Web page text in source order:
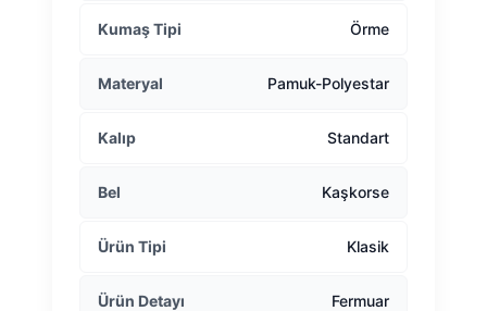
Kumaş Tipi Örme
Materyal Pamuk-Polyestar
Kalıp Standart
Bel Kaşkorse
Ürün Tipi Klasik
Ürün Detayı Fermuar